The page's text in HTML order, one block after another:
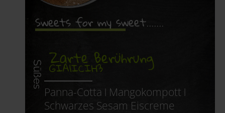
Sweets for my sweet.......
Süßes
Zarte Berührung
GIA1ICIH3
Panna-Cotta ǀ Mangokompott ǀ
Schwarzes Sesam Eiscreme